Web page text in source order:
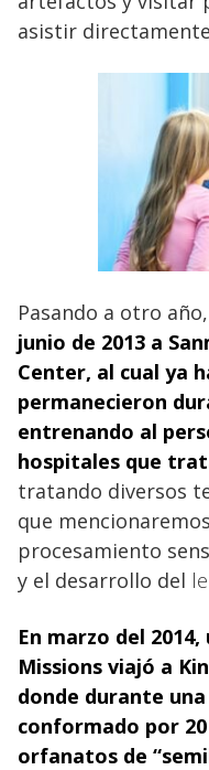
asistir
Pasando a otro año,
junio de 2013 a
Center, al cual ya
permanecieron
entrenando al
hospitales que
tratando diversos
que
procesamiento
y el desarrollo del
En marzo del
Missions viajó a
donde durante
conformado por
orfanatos de